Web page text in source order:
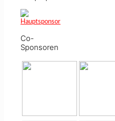
Co-
Sponsoren